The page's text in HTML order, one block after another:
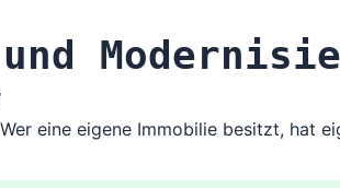
eine eigene Immobilie besitzt, hat